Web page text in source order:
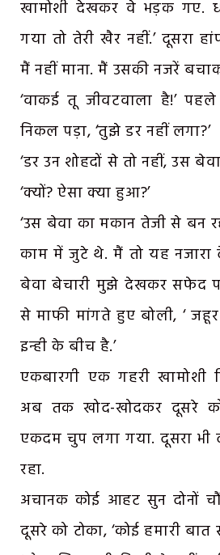
खामोशी देखकर वे भड़क गए.
गया तो तेरी खैर नहीं.’ दूसरा
मैं नहीं माना. मैं उसकी नजरें
‘वाकई तू जीवटवाला है!’
निकल पड़ा, ‘तुझे डर नहीं लगा?’
‘डर उन शोहदों से तो नहीं, उस
‘क्यों? ऐसा क्या हुआ?’
‘उस बेवा का मकान तेजी से बन
काम में जुटे थे. मैं तो यह नजारा
बेवा बेचारी मुझे देखकर सफेद
से माफी मांगते हुए बोली, ‘
इन्ही के बीच है.’
एकबारगी एक गहरी
अब तक खोद-खोदकर दूसरे
एकदम चुप लगा गया. दूसरा
रहा.
अचानक कोई आहट सुन दोनों
दूसरे को टोका, ‘कोई हमारी बात